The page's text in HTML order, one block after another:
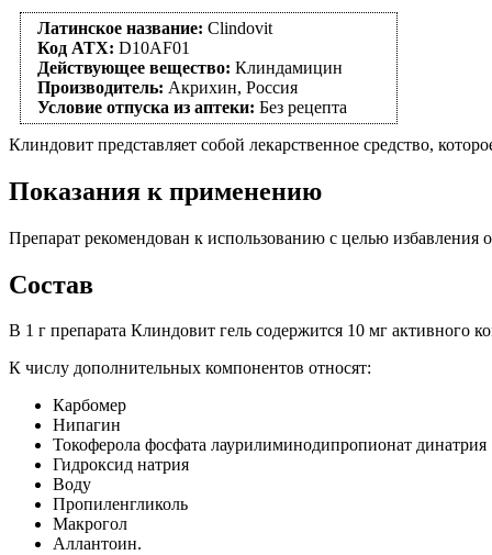
Латинское название: Clindovit
Код АТХ: D10AF01
Действующее вещество: Клиндамицин
Производитель: Акрихин, Россия
Условие отпуска из аптеки: Без рецепта
Клиндовит представляет собой лекарственное средство,
Показания к применению
Препарат рекомендован к использованию с целью избавления
Состав
В 1 г препарата Клиндовит гель содержится 10 мг активного
К числу дополнительных компонентов относят:
Карбомер
Нипагин
Токоферола фосфата лаурилиминодипропионат динатрия
Гидроксид натрия
Воду
Пропиленгликоль
Макрогол
Аллантоин.